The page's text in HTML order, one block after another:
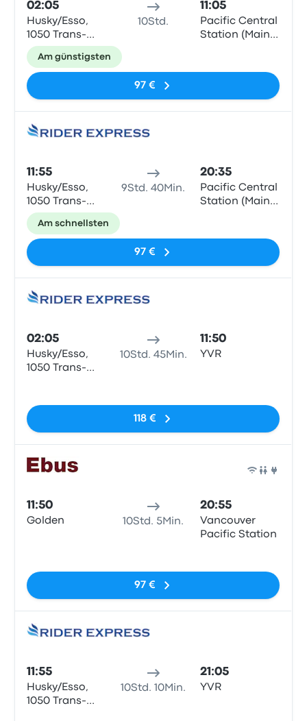
02:05
Husky/Esso,
1050 Trans-
Canada Hwy,
Golden
10Std.
11:05
Pacific Central
Station (Main
Am günstigsten
97 €
11:55
Husky/Esso,
1050 Trans-
Canada Hwy,
Golden
9Std. 40Min.
20:35
Pacific Central
Station (Main
Am schnellsten
97 €
02:05
Husky/Esso,
1050 Trans-
10Std. 45Min.
11:50
YVR
118 €
11:50
Golden 10Std. 5Min.
20:55
Vancouver
Pacific Station
97 €
11:55
Husky/Esso,
1050 Trans-
10Std. 10Min.
21:05
YVR